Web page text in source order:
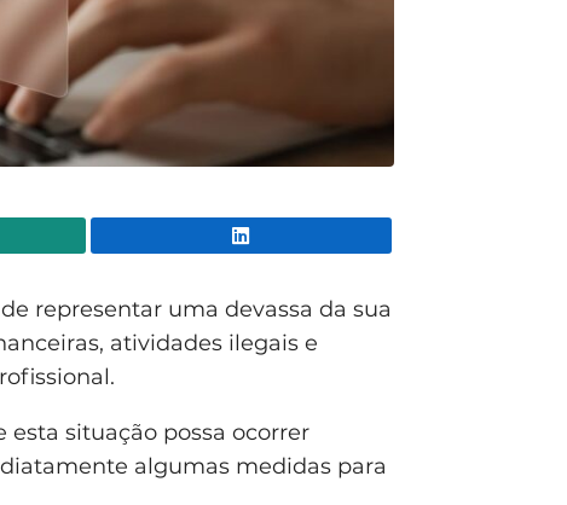
representar uma devassa da sua
atividades ilegais e
situação possa ocorrer
algumas medidas para